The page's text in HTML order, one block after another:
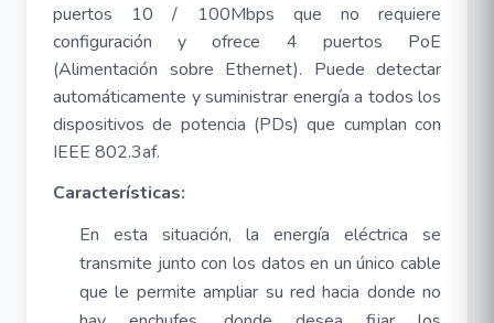
puertos 10 / 100Mbps que no requiere
configuración y ofrece 4 puertos PoE
(Alimentación sobre Ethernet). Puede detectar
automáticamente y suministrar energía a todos los
dispositivos de potencia (PDs) que cumplan con
IEEE 802.3af.
Características:
En esta situación, la energía eléctrica se
transmite junto con los datos en un único cable
que le permite ampliar su red hacia donde no